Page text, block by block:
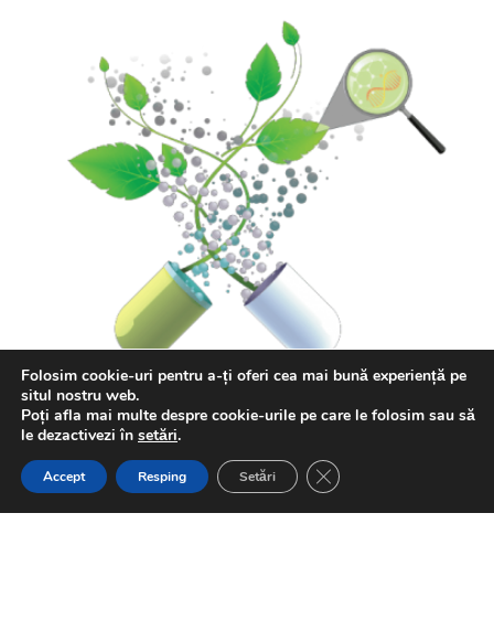
Folosim cookie-uri pentru a-ți oferi cea mai bună experiență pe
situl nostru web.
Poți afla mai multe despre cookie-urile pe care le folosim sau să
le dezactivezi în setări.
Accept Resping Setări Close GDPR Cookie